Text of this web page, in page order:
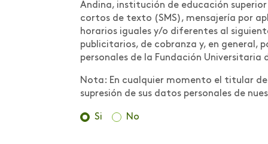
Libro Iniciación
Científica:
Conceptualización
para contrarrestar la
propagación del COVID-
19 en la comunidad
Andina, institución de educación
cortos de texto (SMS), mensajería por
horarios iguales y/o diferentes al
publicitarios, de cobranza y, en
personales de la Fundación Universitaria
Nota: En cualquier momento el titular
supresión de sus datos personales de
Si No